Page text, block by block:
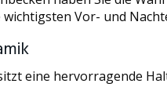
Vor- und
eine hervorragende